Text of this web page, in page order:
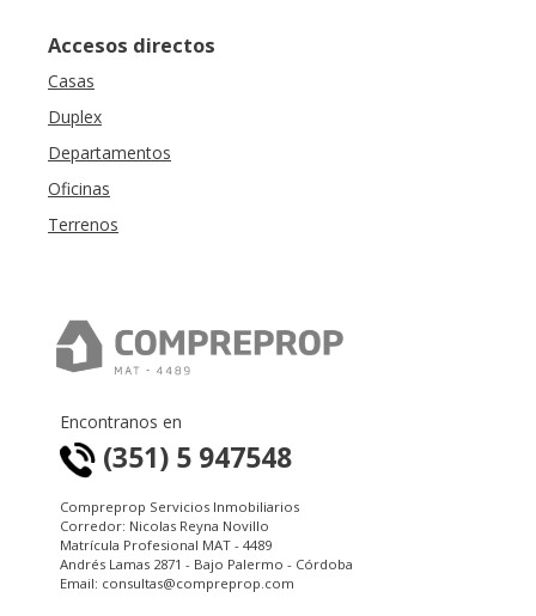
Accesos directos
Casas
Duplex
Departamentos
Oficinas
Terrenos
Encontranos en
(351) 5 947548
Compreprop Servicios Inmobiliarios
Corredor: Nicolas Reyna Novillo
Matrícula Profesional MAT - 4489
Andrés Lamas 2871 - Bajo Palermo - Córdoba
Email: consultas@compreprop.com